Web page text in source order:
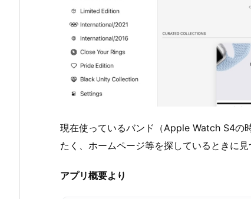
現在使っているバンド（Apple Watch S4の
たく、ホームページ等を探しているときに見
アプリ概要より